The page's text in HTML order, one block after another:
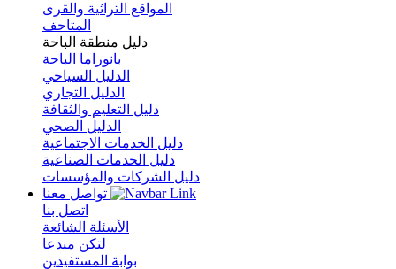
المواقع التراثية والقرى
المتاحف
دليل منطقة الباحة
بانوراما الباحة
الدليل السياحي
الدليل التجاري
دليل التعليم والثقافة
الدليل الصحي
دليل الخدمات الاجتماعية
دليل الخدمات الصناعية
دليل الشركات والمؤسسات
اتصل بنا
الأسئلة الشائعة
لتكن مبدعا
بوابة المستفيدين